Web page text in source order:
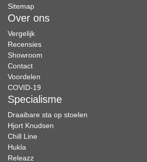
Sitemap
Over ons
Vergelijk
Recensies
Showroom
Contact
Voordelen
COVID-19
Specialisme
Draaibare sta op stoelen
Hjort Knudsen
Chill Line
Hukla
Releazz